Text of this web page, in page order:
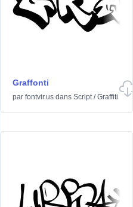
Graffonti
par fontvir.us dans Script/Graffiti